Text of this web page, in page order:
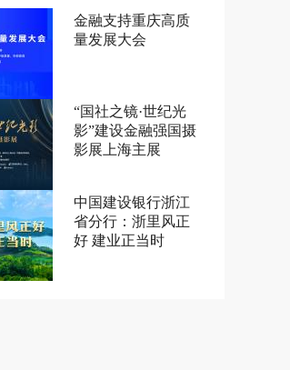
金融支持重庆高质
量发展大会
“国社之镜·世纪光
影”建设金融强国摄
影展上海主展
中国建设银行浙江
省分行：浙里风正
好 建业正当时